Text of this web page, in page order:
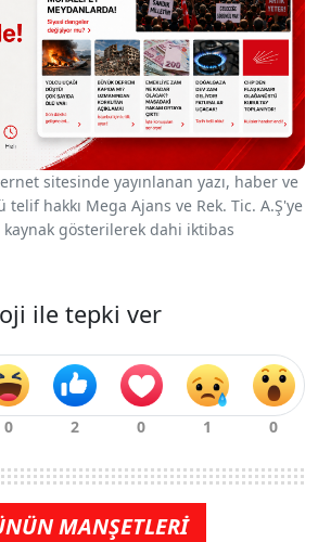
sitesinde yayınlanan yazı, haber ve
hakkı Mega Ajans ve Rek. Tic. A.Ş'ye
gösterilerek dahi iktibas
ile tepki ver
MANŞETLERİ